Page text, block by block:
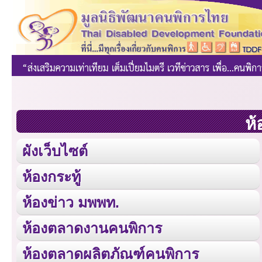
ห้
ผังเว็บไซต์
ห้องกระทู้
ห้องข่าว มพพท.
ห้องตลาดงานคนพิการ
ห้องตลาดผลิตภัณฑ์คนพิการ